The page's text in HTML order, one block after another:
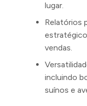
lugar.
Relatórios
vendas.
incluindo
suínos e